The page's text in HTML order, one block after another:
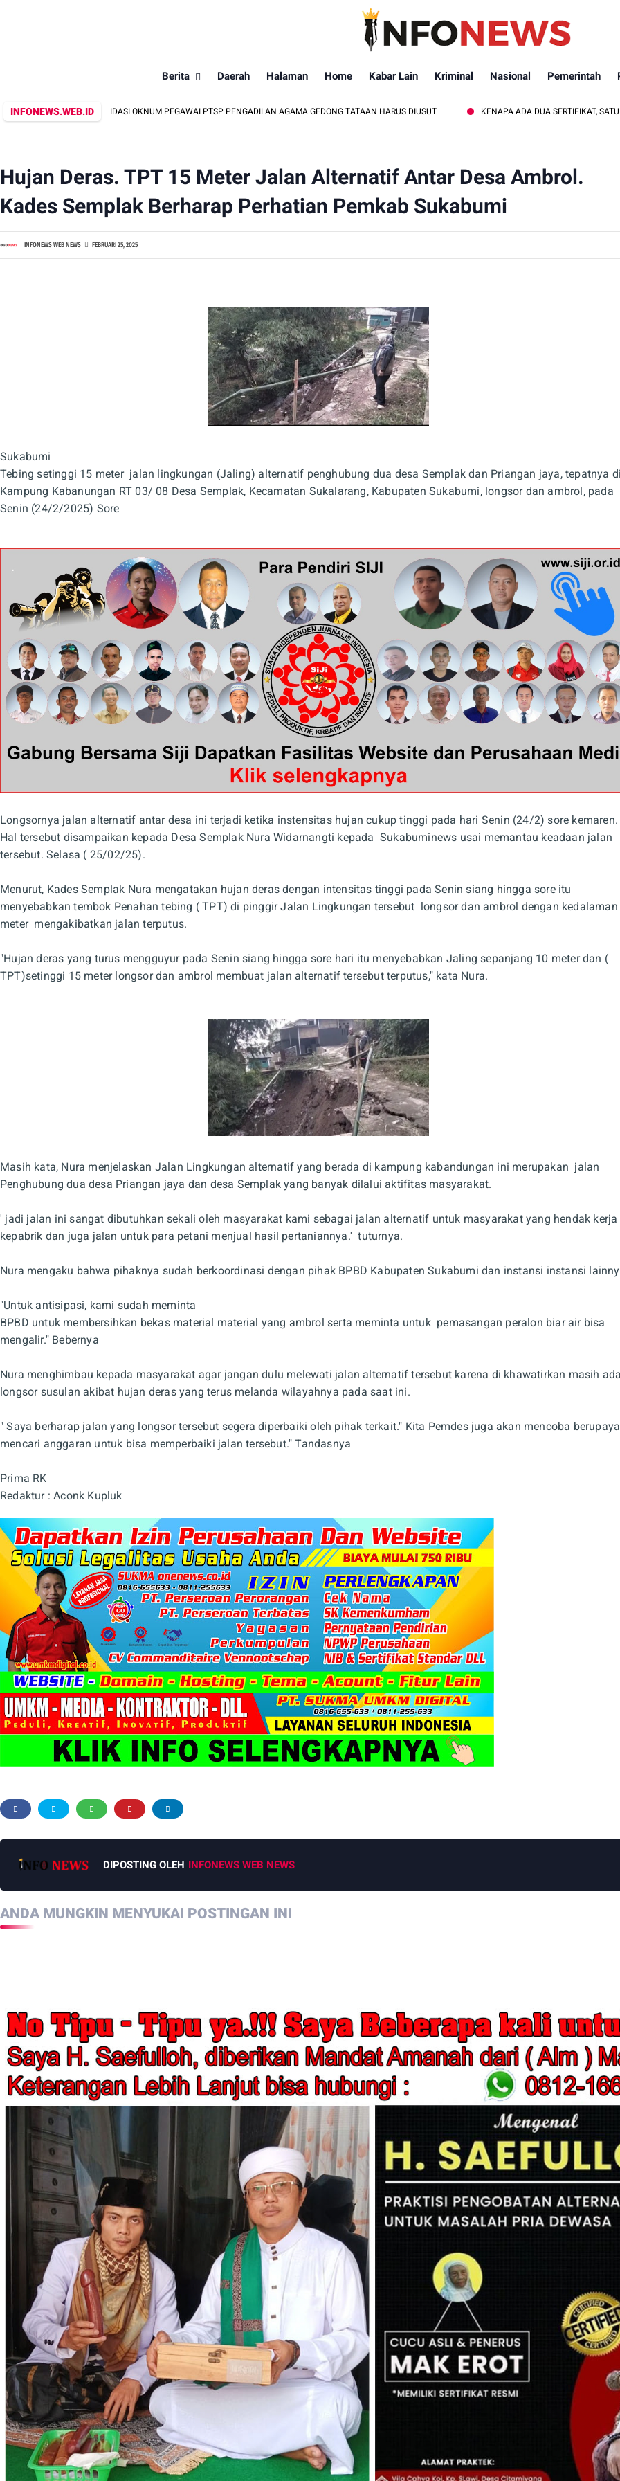
Berita Daerah Halaman Home Kabar Lain Kriminal Nasional Pemerintah
INFONEWS.WEB.ID
INTIMIDASI OKNUM PEGAWAI PTSP PENGADILAN AGAMA GEDONG TATAAN HARUS DIUSUT KENAPA ADA DUA SERTIFIKAT, SATU TITIK
Hujan Deras. TPT 15 Meter Jalan Alternatif Antar Desa Ambrol.
Kades Semplak Berharap Perhatian Pemkab Sukabumi
INFONEWS WEB NEWS FEBRUARI 25, 2025
Sukabumi
Tebing setinggi 15 meter jalan lingkungan (Jaling) alternatif penghubung dua desa Semplak dan Priangan jaya, tepatnya
Kampung Kabanungan RT 03/ 08 Desa Semplak, Kecamatan Sukalarang, Kabupaten Sukabumi, longsor dan ambrol, pada
Senin (24/2/2025) Sore
Longsornya jalan alternatif antar desa ini terjadi ketika instensitas hujan cukup tinggi pada hari Senin (24/2) sore kemaren.
Hal tersebut disampaikan kepada Desa Semplak Nura Widarnangti kepada Sukabuminews usai memantau keadaan jalan
tersebut. Selasa ( 25/02/25).
Menurut, Kades Semplak Nura mengatakan hujan deras dengan intensitas tinggi pada Senin siang hingga sore itu
menyebabkan tembok Penahan tebing ( TPT) di pinggir Jalan Lingkungan tersebut longsor dan ambrol dengan kedalaman
meter mengakibatkan jalan terputus.
"Hujan deras yang turus mengguyur pada Senin siang hingga sore hari itu menyebabkan Jaling sepanjang 10 meter dan (
TPT)setinggi 15 meter longsor dan ambrol membuat jalan alternatif tersebut terputus," kata Nura.
Masih kata, Nura menjelaskan Jalan Lingkungan alternatif yang berada di kampung kabandungan ini merupakan jalan
Penghubung dua desa Priangan jaya dan desa Semplak yang banyak dilalui aktifitas masyarakat.
' jadi jalan ini sangat dibutuhkan sekali oleh masyarakat kami sebagai jalan alternatif untuk masyarakat yang hendak kerja
kepabrik dan juga jalan untuk para petani menjual hasil pertaniannya.' tuturnya.
Nura mengaku bahwa pihaknya sudah berkoordinasi dengan pihak BPBD Kabupaten Sukabumi dan instansi instansi
"Untuk antisipasi, kami sudah meminta
BPBD untuk membersihkan bekas material material yang ambrol serta meminta untuk pemasangan peralon biar air bisa
mengalir." Bebernya
Nura menghimbau kepada masyarakat agar jangan dulu melewati jalan alternatif tersebut karena di khawatirkan masih
longsor susulan akibat hujan deras yang terus melanda wilayahnya pada saat ini.
" Saya berharap jalan yang longsor tersebut segera diperbaiki oleh pihak terkait." Kita Pemdes juga akan mencoba berupaya
mencari anggaran untuk bisa memperbaiki jalan tersebut." Tandasnya
Prima RK
Redaktur : Aconk Kupluk
DIPOSTING OLEH INFONEWS WEB NEWS
ANDA MUNGKIN MENYUKAI POSTINGAN INI